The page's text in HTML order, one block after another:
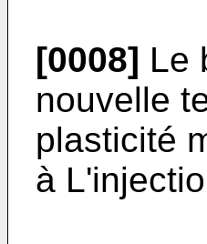
[0008] Le
nouvelle
plasticité
à